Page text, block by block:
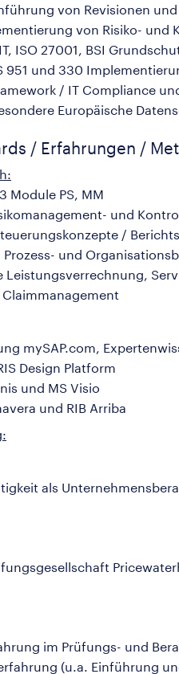
von Revisionen
von Risiko- und
ISO 27001, BSI
951 und 330
/ IT Compliance
Europäische
/ Erfahrungen /
Module PS, MM
und
/
und
Leistungsverrechnung,
mySAP.com,
Design Platform
und MS Visio
und RIB Arriba
als
im Prüfungs- und
(u.a. Einführung